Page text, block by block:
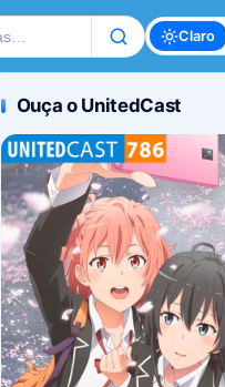
Claro
Ouça o UnitedCast